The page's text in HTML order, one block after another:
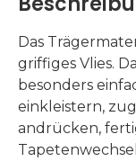
Das
griffiges Vlies.
besonders
einkleistern,
andrücken,